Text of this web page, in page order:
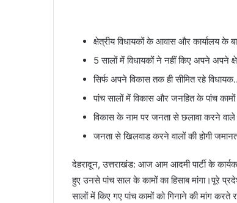
क्षेत्रीय विधायकों के आवास और कार्यालय के
5 सालों में विधायकों ने नहीं किए अपने अपने
सिर्फ अपने विकास तक ही सीमित रहे
पांच सालों में विकास और जनहित के पांच
विकास के नाम पर जनता से छलावा करने
जनता से खिलवाड करने वालों की होगी
देहरादून, उत्तराखंड: आज आम आदमी पार्टी के
हुए उनसे पांच साल के कामों का हिसाब मांगा।पूरे
सालों में किए गए पांच कामों को गिनाने की मांग